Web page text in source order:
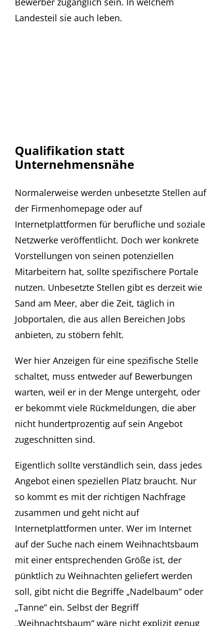
Landesteil sie auch leben.
Qualifikation statt
Unternehmensnähe
Normalerweise werden unbesetzte Stellen auf
der Firmenhomepage oder auf
Internetplattformen für berufliche und soziale
Netzwerke veröffentlicht. Doch wer konkrete
Vorstellungen von seinen potenziellen
Mitarbeitern hat, sollte spezifischere Portale
nutzen. Unbesetzte Stellen gibt es derzeit wie
Sand am Meer, aber die Zeit, täglich in
Jobportalen, die aus allen Bereichen Jobs
anbieten, zu stöbern fehlt.
Wer hier Anzeigen für eine spezifische Stelle
schaltet, muss entweder auf Bewerbungen
warten, weil er in der Menge untergeht, oder
er bekommt viele Rückmeldungen, die aber
nicht hundertprozentig auf sein Angebot
zugeschnitten sind.
Eigentlich sollte verständlich sein, dass jedes
Angebot einen speziellen Platz braucht. Nur
so kommt es mit der richtigen Nachfrage
zusammen und geht nicht auf
Internetplattformen unter. Wer im Internet
auf der Suche nach einem Weihnachtsbaum
mit einer entsprechenden Größe ist, der
pünktlich zu Weihnachten geliefert werden
soll, gibt nicht die Begriffe „Nadelbaum“ oder
„Tanne“ ein. Selbst der Begriff
„Weihnachtsbaum“ wäre nicht explizit genug